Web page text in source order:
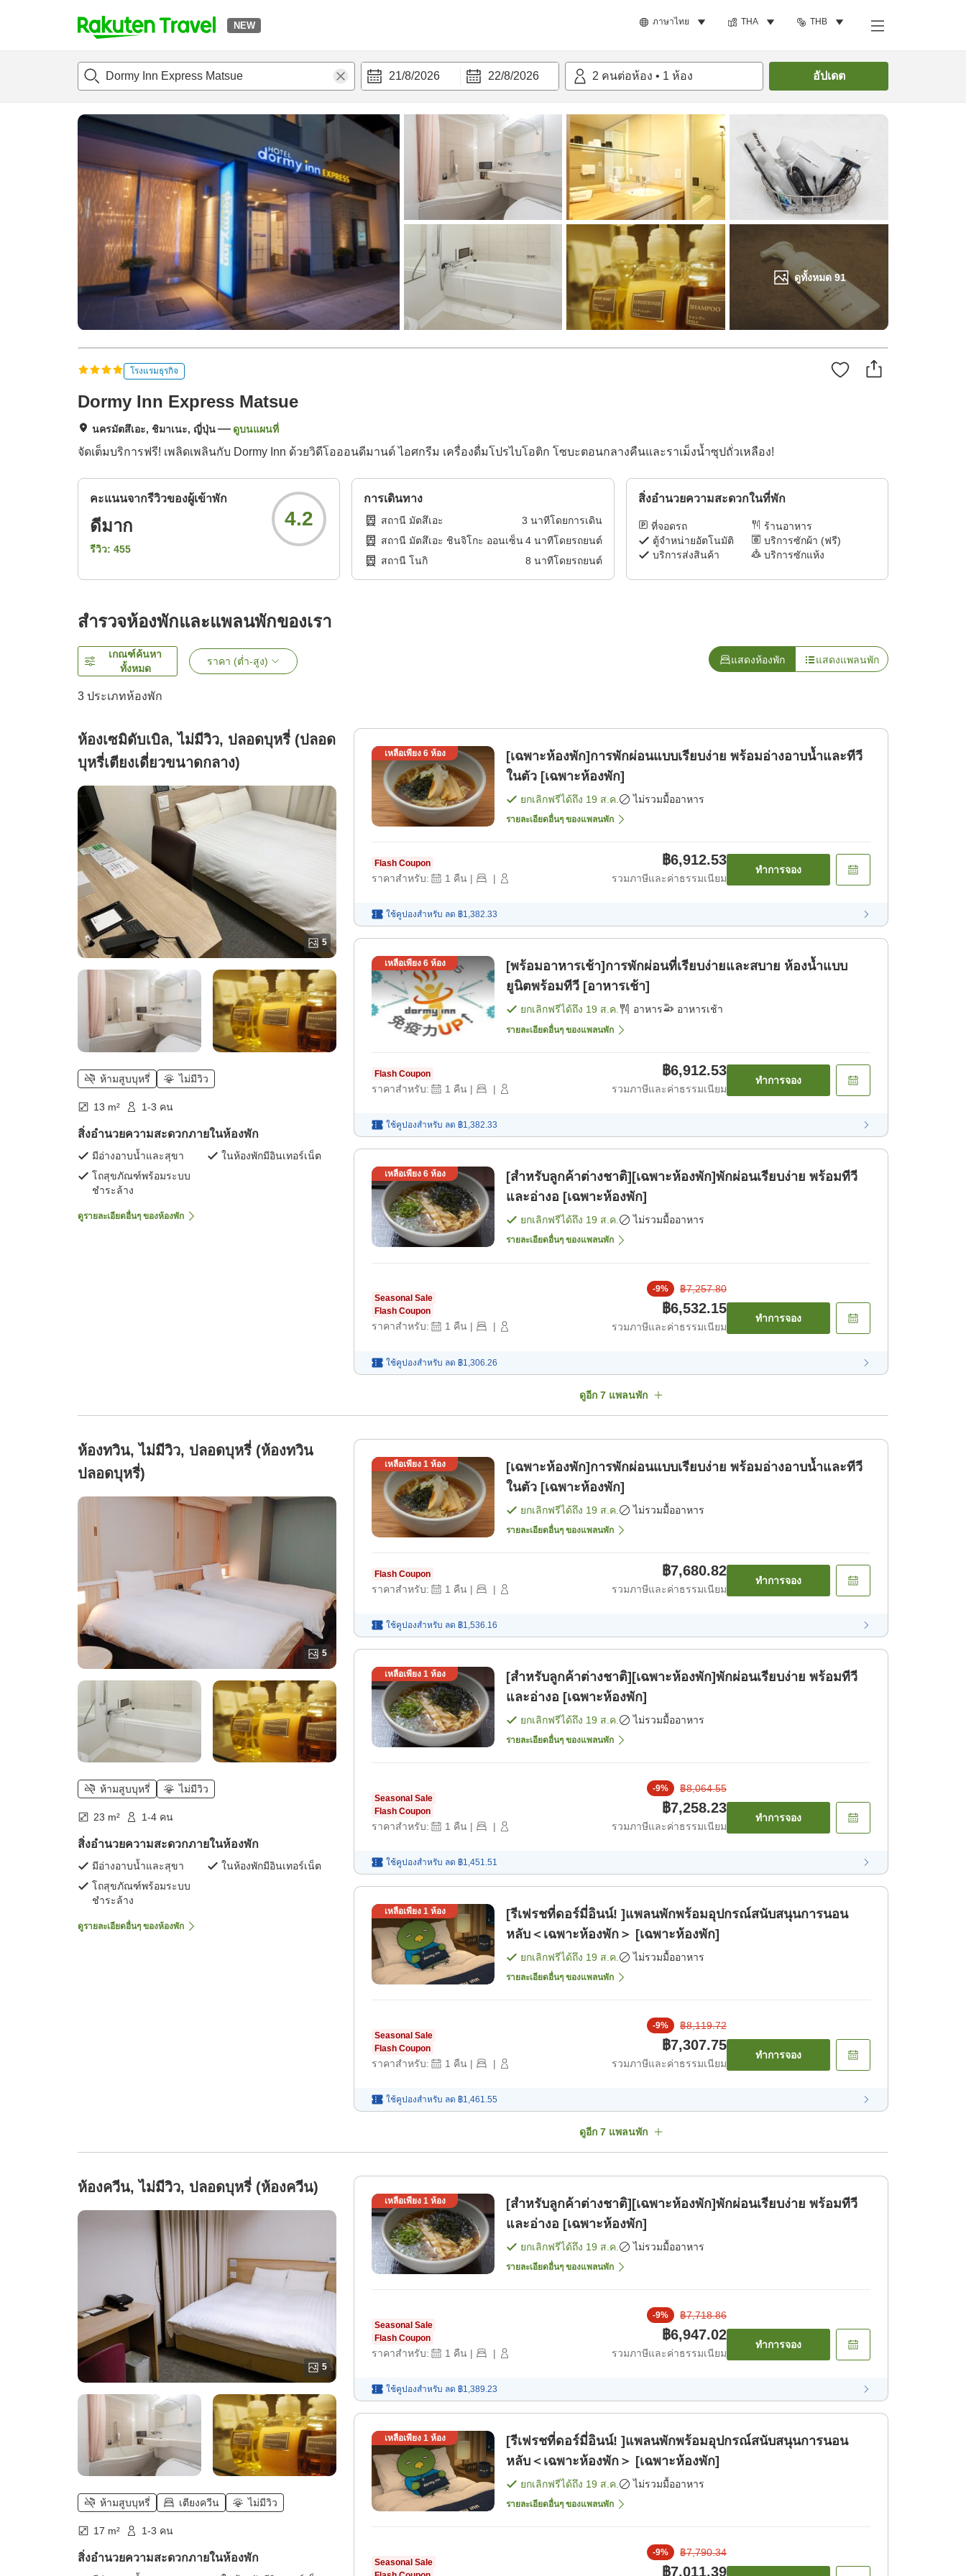
NEW ภาษาไทย THA THB
t
p
a
g
_
s
e
a
r
c
21/8/2026 22/8/2026 2 คนต่อห้อง • 1 ห้อง อัปเดต
ดูทั้งหมด 91
แนะนำที่พักห้องพักและแพลนพักรีวิวไฮไลต์ สิ่่งอำนวยความสะดวก ค้นหาห้องพัก
โรงแรมธุรกิจ
Dormy Inn Express Matsue
นครมัตสึเอะ, ชิมาเนะ, ญี่ปุ่น ดูบนแผนที่
จัดเต็มบริการฟรี! เพลิดเพลินกับ Dormy Inn ด้วยวิดีโอออนดีมานด์ ไอศกรีม เครื่องดื่มโปรไบโอติก โซบะตอนกลางคืนและราเม็งน้ำซุปถั่วเหลือง!
คะแนนจากรีวิวของผู้เข้าพัก
ดีมาก
รีวิว: 455
4.2
การเดินทาง
สถานี มัตสึเอะ 3 นาทีโดยการเดิน
สถานี มัตสึเอะ ชินจิโกะ ออนเซ็น4นาทีโดยรถยนต์
สถานี โนกิ
8 นาทีโดยรถยนต์
สิ่งอำนวยความสะดวกในที่พัก
ที่จอดรถ
ร้านอาหาร
ตู้จำหน่ายอัตโนมัติ
บริการซักผ้า (ฟรี)
บริการส่งสินค้า
บริการซักแห้ง
สำรวจห้องพักและแพลนพักของเรา
เกณฑ์ค้นหา
ทั้งหมด
ราคา (ต่ำ-สูง) แสดงห้องพัก แสดงแพลนพัก
3 ประเภทห้องพัก
ห้องเซมิดับเบิล, ไม่มีวิว, ปลอดบุหรี่ (ปลอด
บุหรี่เตียงเดี่ยวขนาดกลาง)
5
ห้ามสูบบุหรี่ ไม่มีวิว
13 m² 1-3 คน
สิ่งอำนวยความสะดวกภายในห้องพัก
มีอ่างอาบน้ำและสุขา
ในห้องพักมีอินเทอร์เน็ต
โถสุขภัณฑ์พร้อมระบบ
ชำระล้าง
ดูรายละเอียดอื่นๆ ของห้องพัก
เหลือเพียง 6ห้อง
[เฉพาะห้องพัก]การพักผ่อนแบบเรียบง่าย พร้อมอ่างอาบน้ำและทีวี
ในตัว [เฉพาะห้องพัก]
ยกเลิกฟรีได้ถึง 19 ส.ค. ไม่รวมมื้ออาหาร
รายละเอียดอื่นๆ ของแพลนพัก
Flash Coupon
ราคาสำหรับ: 1 คืน | |
฿6,912.53
รวมภาษีและค่าธรรมเนียม
ทำการจอง
ใช้คูปองสำหรับ ลด ฿1,382.33
เหลือเพียง 6ห้อง
[พร้อมอาหารเช้า]การพักผ่อนที่เรียบง่ายและสบาย ห้องน้ำแบบ
ยูนิตพร้อมทีวี [อาหารเช้า]
ยกเลิกฟรีได้ถึง 19 ส.ค. อาหาร อาหารเช้า
รายละเอียดอื่นๆ ของแพลนพัก
Flash Coupon
ราคาสำหรับ: 1 คืน | |
฿6,912.53
รวมภาษีและค่าธรรมเนียม
ทำการจอง
ใช้คูปองสำหรับ ลด ฿1,382.33
เหลือเพียง 6ห้อง
[สำหรับลูกค้าต่างชาติ][เฉพาะห้องพัก]พักผ่อนเรียบง่าย พร้อมทีวี
และอ่างอ [เฉพาะห้องพัก]
ยกเลิกฟรีได้ถึง 19 ส.ค. ไม่รวมมื้ออาหาร
รายละเอียดอื่นๆ ของแพลนพัก
Seasonal Sale
Flash Coupon
ราคาสำหรับ: 1 คืน | |
-9% ฿7,257.80
฿6,532.15
รวมภาษีและค่าธรรมเนียม
ทำการจอง
ใช้คูปองสำหรับ ลด ฿1,306.26
ดูอีก 7แพลนพัก
ห้องทวิน, ไม่มีวิว, ปลอดบุหรี่ (ห้องทวิน
ปลอดบุหรี่)
5
ห้ามสูบบุหรี่ ไม่มีวิว
23 m² 1-4 คน
สิ่งอำนวยความสะดวกภายในห้องพัก
มีอ่างอาบน้ำและสุขา
ในห้องพักมีอินเทอร์เน็ต
โถสุขภัณฑ์พร้อมระบบ
ชำระล้าง
ดูรายละเอียดอื่นๆ ของห้องพัก
เหลือเพียง 1 ห้อง
[เฉพาะห้องพัก]การพักผ่อนแบบเรียบง่าย พร้อมอ่างอาบน้ำและทีวี
ในตัว [เฉพาะห้องพัก]
ยกเลิกฟรีได้ถึง 19 ส.ค. ไม่รวมมื้ออาหาร
รายละเอียดอื่นๆ ของแพลนพัก
Flash Coupon
ราคาสำหรับ: 1 คืน | |
฿7,680.82
รวมภาษีและค่าธรรมเนียม
ทำการจอง
ใช้คูปองสำหรับ ลด ฿1,536.16
เหลือเพียง 1 ห้อง
[สำหรับลูกค้าต่างชาติ][เฉพาะห้องพัก]พักผ่อนเรียบง่าย พร้อมทีวี
และอ่างอ [เฉพาะห้องพัก]
ยกเลิกฟรีได้ถึง 19 ส.ค. ไม่รวมมื้ออาหาร
รายละเอียดอื่นๆ ของแพลนพัก
Seasonal Sale
Flash Coupon
ราคาสำหรับ: 1 คืน | |
-9% ฿8,064.55
฿7,258.23
รวมภาษีและค่าธรรมเนียม
ทำการจอง
ใช้คูปองสำหรับ ลด ฿1,451.51
เหลือเพียง 1 ห้อง
[รีเฟรชที่ดอร์มี่อินน์! ]แพลนพักพร้อมอุปกรณ์สนับสนุนการนอน
หลับ＜เฉพาะห้องพัก＞ [เฉพาะห้องพัก]
ยกเลิกฟรีได้ถึง 19 ส.ค. ไม่รวมมื้ออาหาร
รายละเอียดอื่นๆ ของแพลนพัก
Seasonal Sale
Flash Coupon
ราคาสำหรับ: 1 คืน | |
-9% ฿8,119.72
฿7,307.75
รวมภาษีและค่าธรรมเนียม
ทำการจอง
ใช้คูปองสำหรับ ลด ฿1,461.55
ดูอีก 7แพลนพัก
ห้องควีน, ไม่มีวิว, ปลอดบุหรี่ (ห้องควีน)
5
ห้ามสูบบุหรี่ เตียงควีน ไม่มีวิว
17 m² 1-3 คน
สิ่งอำนวยความสะดวกภายในห้องพัก
เหลือเพียง 1 ห้อง
[สำหรับลูกค้าต่างชาติ][เฉพาะห้องพัก]พักผ่อนเรียบง่าย พร้อมทีวี
และอ่างอ [เฉพาะห้องพัก]
ยกเลิกฟรีได้ถึง 19 ส.ค. ไม่รวมมื้ออาหาร
รายละเอียดอื่นๆ ของแพลนพัก
Seasonal Sale
Flash Coupon
ราคาสำหรับ: 1 คืน | |
-9% ฿7,718.86
฿6,947.02
รวมภาษีและค่าธรรมเนียม
ทำการจอง
ใช้คูปองสำหรับ ลด ฿1,389.23
เหลือเพียง 1 ห้อง
[รีเฟรชที่ดอร์มี่อินน์! ]แพลนพักพร้อมอุปกรณ์สนับสนุนการนอน
หลับ＜เฉพาะห้องพัก＞ [เฉพาะห้องพัก]
ยกเลิกฟรีได้ถึง 19 ส.ค. ไม่รวมมื้ออาหาร
รายละเอียดอื่นๆ ของแพลนพัก
Seasonal Sale
-9% ฿7,790.34
฿7,011.39